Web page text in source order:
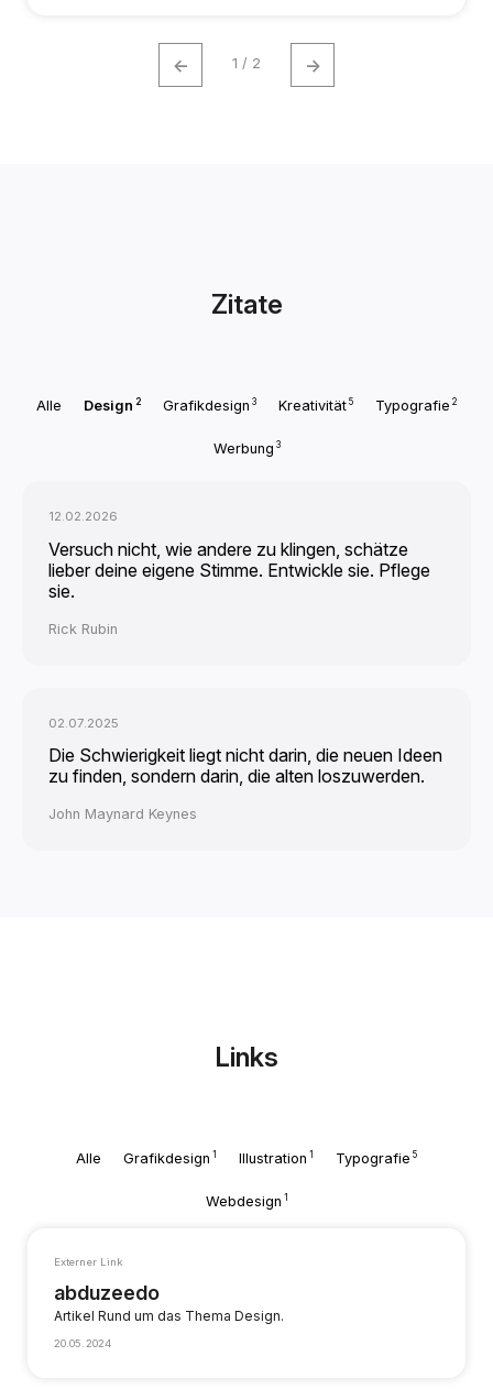
← 1 / 2 →
Zitate
Alle Design 2 Grafikdesign 3 Kreativität5 Typografie 2
Werbung 3
12.02.2026
Versuch nicht, wie andere zu klingen, schätze
lieber deine eigene Stimme. Entwickle sie. Pflege
sie.
Rick Rubin
02.07.2025
Die Schwierigkeit liegt nicht darin, die neuen Ideen
zu finden, sondern darin, die alten loszuwerden.
John Maynard Keynes
Links
Alle Grafikdesign 1 Illustration 1 Typografie 5
Webdesign 1
Externer Link
abduzeedo
Artikel Rund um das Thema Design.
20.05.2024